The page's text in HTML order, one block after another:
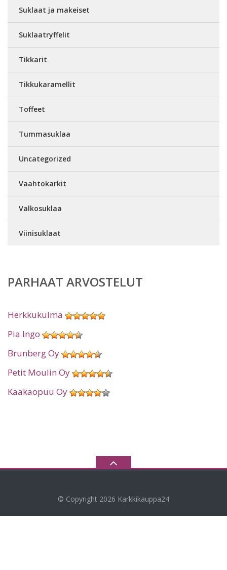
Suklaat ja makeiset
Suklaatryffelit
Tikkarit
Tikkukaramellit
Toffeet
Tummasuklaa
Uncategorized
Vaahtokarkit
Valkosuklaa
Viinisuklaat
PARHAAT ARVOSTELUT
Herkkukulma
Pia Ingo
Brunberg Oy
Petit Moulin Oy
Kaakaopuu Oy
© Copyright 2026 Karkkikauppa24